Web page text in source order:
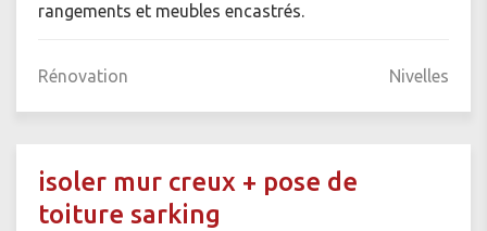
rangements et meubles encastrés.
Rénovation Nivelles
isoler mur creux + pose de
toiture sarking